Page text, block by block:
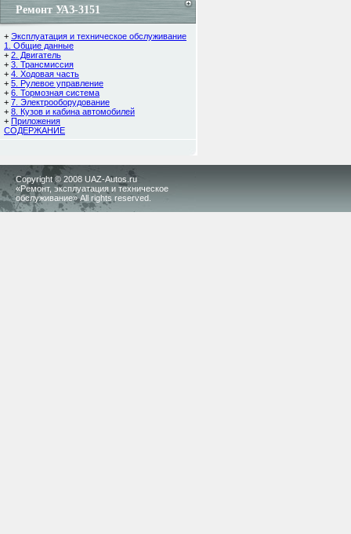
Ремонт УАЗ-3151
+ Эксплуатация и техническое обслуживание
1. Общие данные
+ 2. Двигатель
+ 3. Трансмиссия
+ 4. Ходовая часть
+ 5. Рулевое управление
+ 6. Тормозная система
+ 7. Электрооборудование
+ 8. Кузов и кабина автомобилей
+ Приложения
СОДЕРЖАНИЕ
Copyright © 2008 UAZ-Autos.ru
«Ремонт, эксплуатация и техническое
обслуживание» All rights reserved.